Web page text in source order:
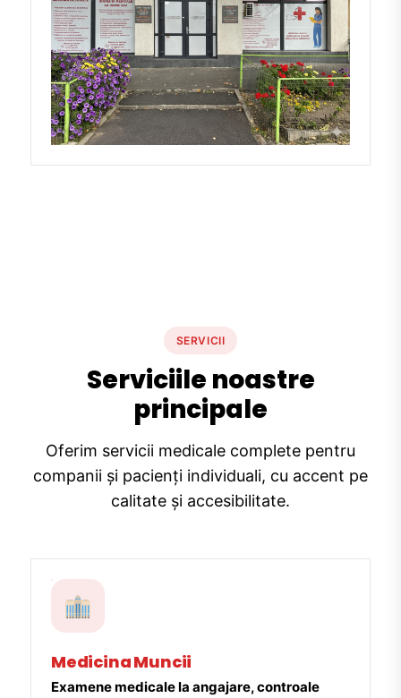
SERVICII
Serviciile noastre
principale
Oferim servicii medicale complete pentru
companii și pacienți individuali, cu accent pe
calitate și accesibilitate.
Medicina Muncii
Examene medicale la angajare, controale